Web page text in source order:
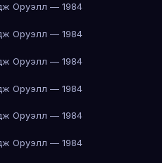
Оруэлл — 1984
Оруэлл — 1984
Оруэлл — 1984
Оруэлл — 1984
Оруэлл — 1984
Оруэлл — 1984